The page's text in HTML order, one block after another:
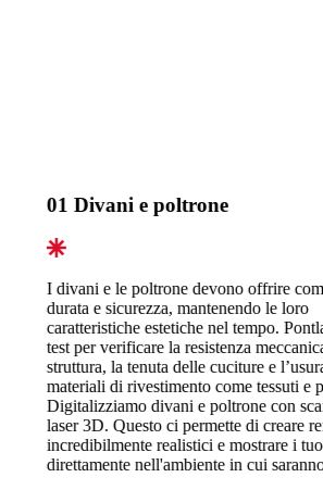
01 Divani e poltrone
I divani e le poltrone devono offrire
durata e sicurezza, mantenendo le loro
caratteristiche estetiche nel tempo.
test per verificare la resistenza
struttura, la tenuta delle cuciture e
materiali di rivestimento come tessuti e
Digitalizziamo divani e poltrone con
laser 3D. Questo ci permette di creare
incredibilmente realistici e mostrare i
direttamente nell'ambiente in cui